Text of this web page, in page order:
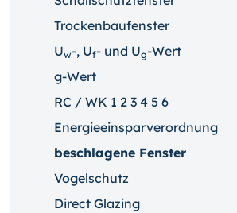
Trockenbaufenster
Uw-, Uf- und Ug-Wert
g-Wert
RC / WK 1 2 3 4 5 6
Energieeinsparverordnung
beschlagene Fenster
Vogelschutz
Direct Glazing